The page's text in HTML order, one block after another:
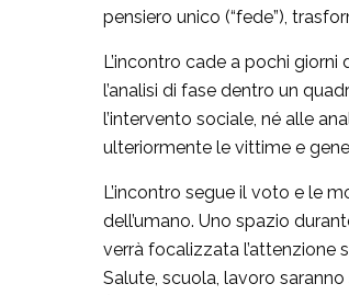
pensiero unico (“fede”),
L’incontro cade a pochi
l’analisi di fase dentro un
l’intervento sociale, né alle
ulteriormente le vittime e
L’incontro segue il voto e le
dell’umano. Uno spazio
verrà focalizzata l’attenzione
Salute, scuola, lavoro saranno